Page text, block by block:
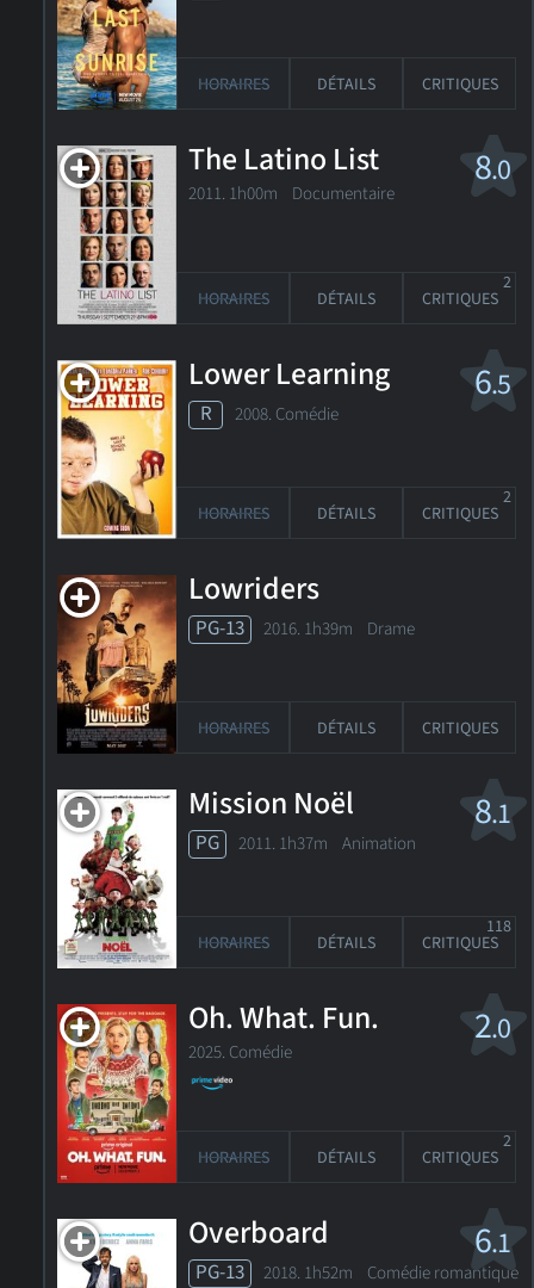
HORAIRES DÉTAILS CRITIQUES
8.0
The Latino List
2011. 1h00m Documentaire
HORAIRES DÉTAILS CRITIQUES
2
6.5
Lower Learning
R 2008. Comédie
HORAIRES DÉTAILS CRITIQUES
2
Lowriders
PG-13 2016. 1h39m Drame
HORAIRES DÉTAILS CRITIQUES
8.1
Mission Noël
PG 2011. 1h37m Animation
HORAIRES DÉTAILS CRITIQUES
118
2.0
Oh. What. Fun.
2025. Comédie
HORAIRES DÉTAILS CRITIQUES
2
6.1
Overboard
PG-13 2018. 1h52m Comédie romantique